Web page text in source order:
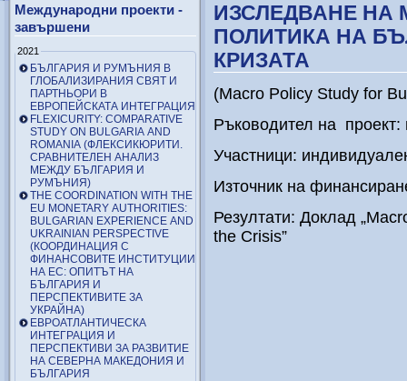
Международни проекти -
завършени
2021
БЪЛГАРИЯ И РУМЪНИЯ В
ГЛОБАЛИЗИРАНИЯ СВЯТ И
ПАРТНЬОРИ В
ЕВРОПЕЙСКАТА ИНТЕГРАЦИЯ
FLEXICURITY: COMPARATIVE
STUDY ON BULGARIA AND
ROMANIA (ФЛЕКСИКЮРИТИ.
СРАВНИТЕЛЕН АНАЛИЗ
МЕЖДУ БЪЛГАРИЯ И
РУМЪНИЯ)
THE COORDINATION WITH THE
EU MONETARY AUTHORITIES:
BULGARIAN EXPERIENCE AND
UKRAINIAN PERSPECTIVE
(КООРДИНАЦИЯ С
ФИНАНСОВИТЕ ИНСТИТУЦИИ
НА ЕС: ОПИТЪТ НА
БЪЛГАРИЯ И
ПЕРСПЕКТИВИТЕ ЗА
УКРАЙНА)
ЕВРОАТЛАНТИЧЕСКА
ИНТЕГРАЦИЯ И
ПЕРСПЕКТИВИ ЗА РАЗВИТИЕ
НА СЕВЕРНА МАКЕДОНИЯ И
БЪЛГАРИЯ
ИЗСЛЕДВАНЕ НА
ПОЛИТИКА НА
КРИЗАТА
(Macro Policy Study for
Ръководител на
Участници:
Източник на
Резултати: Доклад
the Crisis”